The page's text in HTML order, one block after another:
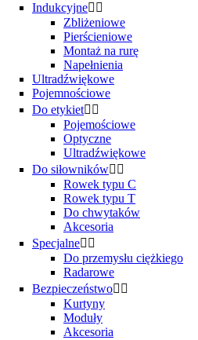
Indukcyjne 
Zbliżeniowe
Pierścieniowe
Montaż na rurę
Napełnienia
Ultradźwiękowe
Pojemnościowe
Do etykiet 
Pojemościowe
Optyczne
Ultradźwiękowe
Do siłowników 
Rowek typu C
Rowek typu T
Do chwytaków
Akcesoria
Specjalne 
Do przemysłu ciężkiego
Radarowe
Bezpieczeństwo 
Kurtyny
Moduły
Akcesoria